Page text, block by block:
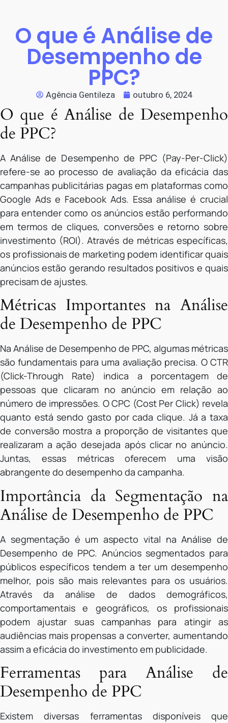
O que é Análise de
Desempenho de
PPC?
Agência Gentileza outubro 6, 2024
O que é Análise de Desempenho
de PPC?
A Análise de Desempenho de PPC (Pay-Per-Click)
refere-se ao processo de avaliação da eficácia das
campanhas publicitárias pagas em plataformas como
Google Ads e Facebook Ads. Essa análise é crucial
para entender como os anúncios estão performando
em termos de cliques, conversões e retorno sobre
investimento (ROI). Através de métricas específicas,
os profissionais de marketing podem identificar quais
anúncios estão gerando resultados positivos e quais
precisam de ajustes.
Métricas Importantes na Análise
de Desempenho de PPC
Na Análise de Desempenho de PPC, algumas métricas
são fundamentais para uma avaliação precisa. O CTR
(Click-Through Rate) indica a porcentagem de
pessoas que clicaram no anúncio em relação ao
número de impressões. O CPC (Cost Per Click) revela
quanto está sendo gasto por cada clique. Já a taxa
de conversão mostra a proporção de visitantes que
realizaram a ação desejada após clicar no anúncio.
Juntas, essas métricas oferecem uma visão
abrangente do desempenho da campanha.
Importância da Segmentação na
Análise de Desempenho de PPC
A segmentação é um aspecto vital na Análise de
Desempenho de PPC. Anúncios segmentados para
públicos específicos tendem a ter um desempenho
melhor, pois são mais relevantes para os usuários.
Através da análise de dados demográficos,
comportamentais e geográficos, os profissionais
podem ajustar suas campanhas para atingir as
audiências mais propensas a converter, aumentando
assim a eficácia do investimento em publicidade.
Ferramentas para Análise de
Desempenho de PPC
Existem diversas ferramentas disponíveis que